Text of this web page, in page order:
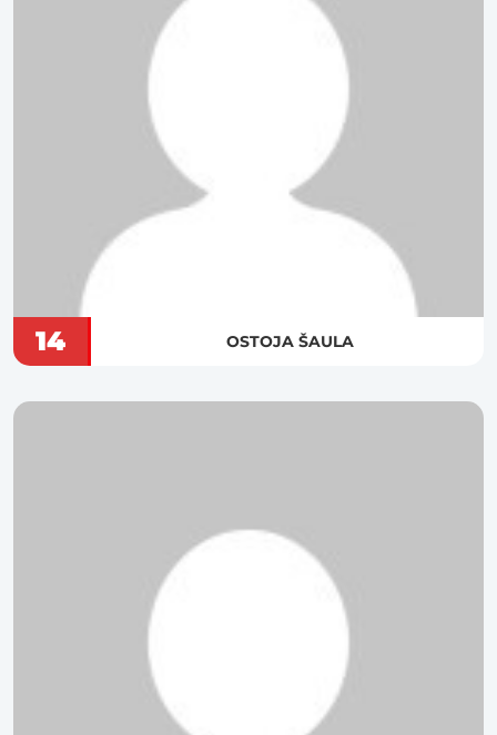
14 OSTOJA ŠAULA